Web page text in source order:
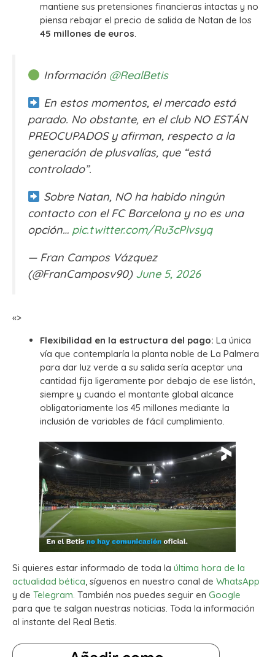
mantiene sus pretensiones financieras intactas y no
piensa rebajar el precio de salida de Natan de los
45 millones de euros.
Información @RealBetis
En estos momentos, el mercado está
parado. No obstante, en el club NO ESTÁN
PREOCUPADOS y afirman, respecto a la
generación de plusvalías, que “está
controlado”.
Sobre Natan, NO ha habido ningún
contacto con el FC Barcelona y no es una
opción… pic.twitter.com/Ru3cPlvsyq
— Fran Campos Vázquez
(@FranCamposv90) June 5, 2026
«>
Flexibilidad en la estructura del pago: La única
vía que contemplaría la planta noble de La Palmera
para dar luz verde a su salida sería aceptar una
cantidad fija ligeramente por debajo de ese listón,
siempre y cuando el montante global alcance
obligatoriamente los 45 millones mediante la
inclusión de variables de fácil cumplimiento.
Si quieres estar informado de toda la última hora de la
actualidad bética, síguenos en nuestro canal de WhatsApp
y de Telegram. También nos puedes seguir en Google
para que te salgan nuestras noticias. Toda la información
al instante del Real Betis.